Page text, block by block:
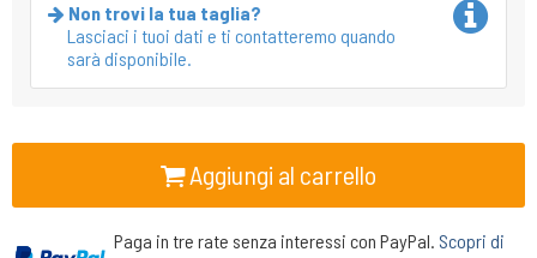
Non trovi la tua taglia?
Lasciaci i tuoi dati e ti contatteremo quando
sarà disponibile.
Aggiungi al carrello
Paga in tre rate senza interessi con PayPal. Scopri di